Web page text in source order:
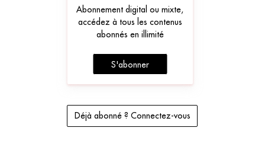
Abonnement digital ou mixte,
accédez à tous les contenus
abonnés en illimité
S'abonner
Déjà abonné ? Connectez-vous